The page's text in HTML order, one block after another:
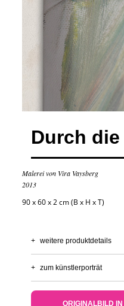
Durch
Malerei von Vira Vaysberg
2013
90 x 60 x 2 cm (B x H x T)
+ weitere produktdetails
+ zum künstlerporträt
ORIGINALBILD